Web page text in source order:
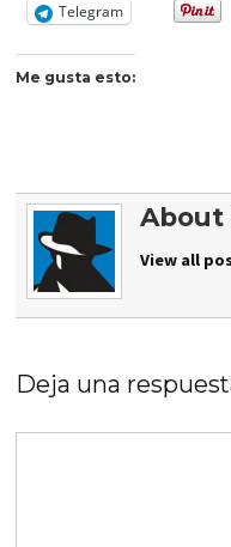
Telegram
Me gusta esto:
About
View all
Deja una